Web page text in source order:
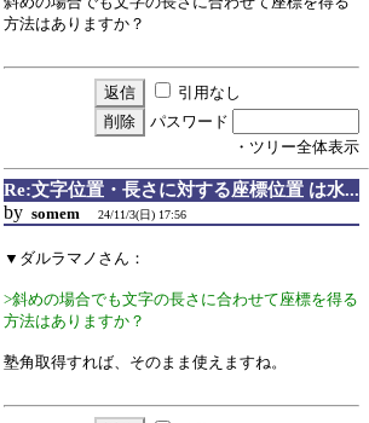
方法はありますか？
引用なし
パスワード
・ツリー全体表示
Re:文字位置・長さに対する座標位置 は水...
by somem 24/11/3(日) 17:56
▼ダルラマノさん：
>斜めの場合でも文字の長さに合わせて座標を得る
方法はありますか？
塾角取得すれば、そのまま使えますね。